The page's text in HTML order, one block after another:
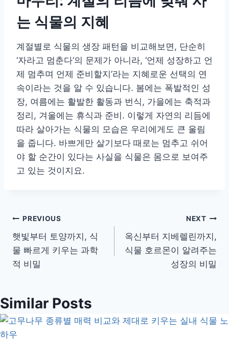
는 식물의 지혜
계절별로 식물의 생장 패턴을 비교해보면, 단순히
‘자라고 멈춘다’의 문제가 아니라, ‘언제 성장하고 언
제 멈추며 언제 준비할지’라는 지혜로운 선택의 연
속이라는 것을 알 수 있습니다. 봄에는 폭발적인 성
장, 여름에는 활발한 활동과 번식, 가을에는 축적과
정리, 겨울에는 휴식과 준비. 이렇게 자연의 리듬에
따라 살아가는 식물의 모습은 우리에게도 큰 울림
을 줍니다. 바쁘게만 살기보다 때로는 멈추고 쉬어
야 할 순간이 있다는 사실을 식물은 몸으로 보여주
고 있는 것이지요.
글
탐
색
PREVIOUS
햇빛부터 토양까지, 식
물 빠르게 키우는 과학
적 비밀
NEXT
옥신부터 지베렐린까지,
식물 호르몬이 알려주는
성장의 비밀
Similar Posts